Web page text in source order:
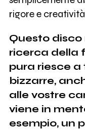
rigore e
Questo
ricerca della
pura riesce
bizzarre,
alle vostre
viene in
esempio, un